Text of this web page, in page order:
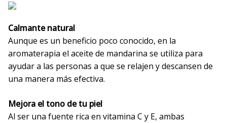
Calmante natural
Aunque es un beneficio poco conocido, en la
aromaterapia el aceite de mandarina se utiliza para
ayudar a las personas a que se relajen y descansen de
una manera más efectiva.
Mejora el tono de tu piel
Al ser una fuente rica en vitamina C y E, ambas